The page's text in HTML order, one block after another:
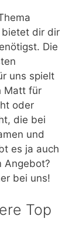
bietet dir dir
Die
uns spielt
Matt für
oder
die bei
und
es ja auch
Angebot?
bei uns!
Top